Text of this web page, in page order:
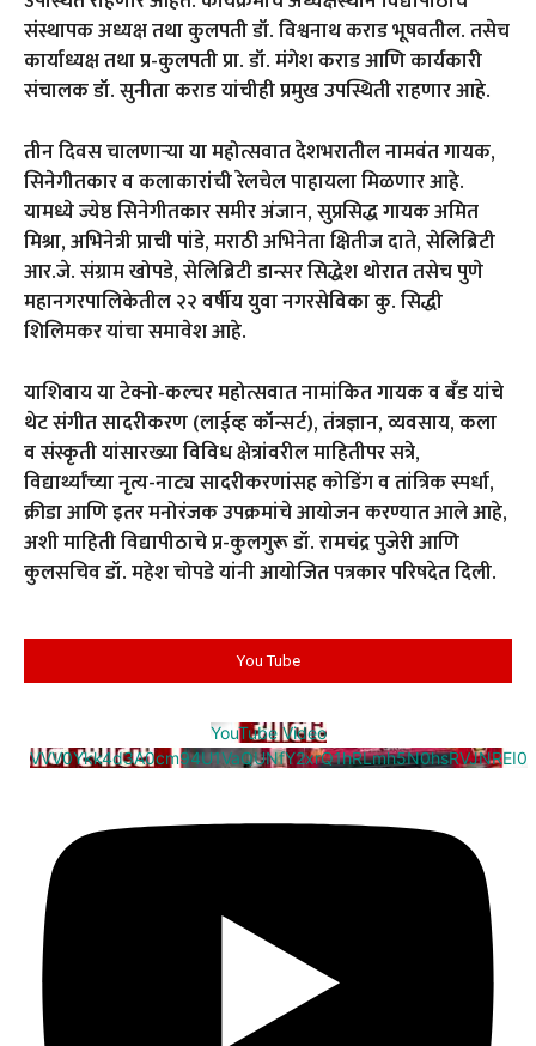
संस्थापक अध्यक्ष तथा कुलपती डॉ. विश्वनाथ कराड भूषवतील. तसेच
कार्याध्यक्ष तथा प्र-कुलपती प्रा. डॉ. मंगेश कराड आणि कार्यकारी
संचालक डॉ. सुनीता कराड यांचीही प्रमुख उपस्थिती राहणार आहे.
तीन दिवस चालणाऱ्या या महोत्सवात देशभरातील नामवंत गायक,
सिनेगीतकार व कलाकारांची रेलचेल पाहायला मिळणार आहे.
यामध्ये ज्येष्ठ सिनेगीतकार समीर अंजान, सुप्रसिद्ध गायक अमित
मिश्रा, अभिनेत्री प्राची पांडे, मराठी अभिनेता क्षितीज दाते, सेलिब्रिटी
आर.जे. संग्राम खोपडे, सेलिब्रिटी डान्सर सिद्धेश थोरात तसेच पुणे
महानगरपालिकेतील २२ वर्षीय युवा नगरसेविका कु. सिद्धी
शिलिमकर यांचा समावेश आहे.
याशिवाय या टेक्नो-कल्चर महोत्सवात नामांकित गायक व बँड यांचे
थेट संगीत सादरीकरण (लाईव्ह कॉन्सर्ट), तंत्रज्ञान, व्यवसाय, कला
व संस्कृती यांसारख्या विविध क्षेत्रांवरील माहितीपर सत्रे,
विद्यार्थ्यांच्या नृत्य-नाट्य सादरीकरणांसह कोडिंग व तांत्रिक स्पर्धा,
क्रीडा आणि इतर मनोरंजक उपक्रमांचे आयोजन करण्यात आले आहे,
अशी माहिती विद्यापीठाचे प्र-कुलगुरू डॉ. रामचंद्र पुजेरी आणि
कुलसचिव डॉ. महेश चोपडे यांनी आयोजित पत्रकार परिषदेत दिली.
You Tube
YouTube Video
VVV0Ykk4d3A0cm94U1VaQUNfY2xrQ1hRLmh5N0hsRVJNREI0